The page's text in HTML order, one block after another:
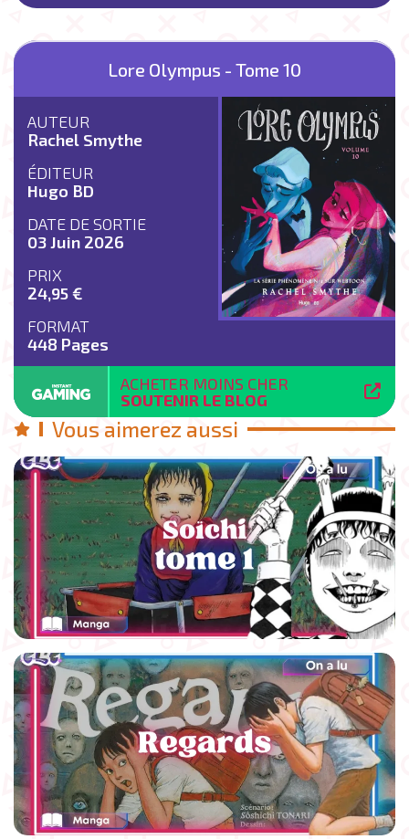
Lore Olympus - Tome 10
AUTEUR
Rachel Smythe
ÉDITEUR
Hugo BD
DATE DE SORTIE
03 Juin 2026
PRIX
24,95 €
FORMAT
448 Pages
ACHETER MOINS CHER
SOUTENIR LE BLOG
Vous aimerez aussi